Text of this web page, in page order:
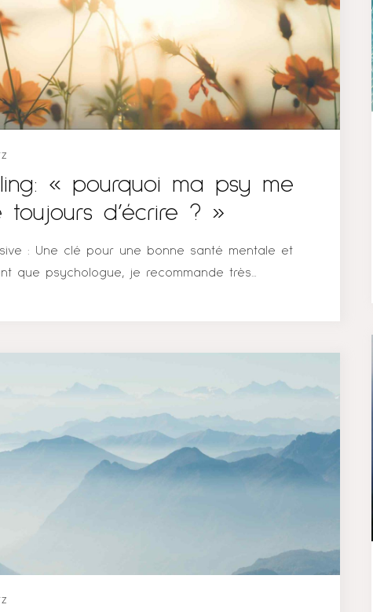
respect des principes fondamentaux qui guident la
de la clôture thérapeutique La fin d’une
« pourquoi ma psy me
toujours d’écrire ? »
: Une clé pour une bonne santé mentale et
que psychologue, je recommande très
soi-même, en abordant les événements
avoir mis en avant une qualité, lorsqu’ils ont